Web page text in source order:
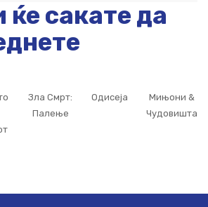
сакате да
Зла Смрт:
Палење
Одисеја
Мињони &
Чудовишта